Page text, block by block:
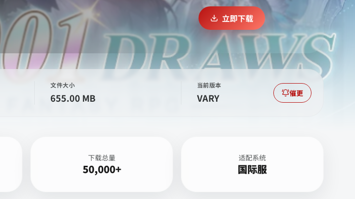
立即下载
文件大小
655.00 MB
当前版本
VARY 催更
下载总量
50,000+
适配系统
国际服